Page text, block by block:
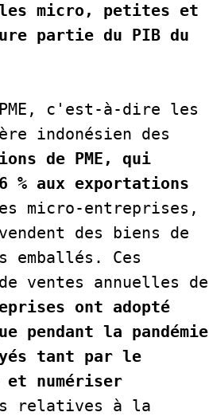
micro, petites et
partie du PIB du
c'est-à-dire les
indonésien des
de PME, qui
% aux exportations
micro-entreprises,
des biens de
emballés. Ces
ventes annuelles de
ont adopté
pendant la pandémie
tant par le
numériser
relatives à la